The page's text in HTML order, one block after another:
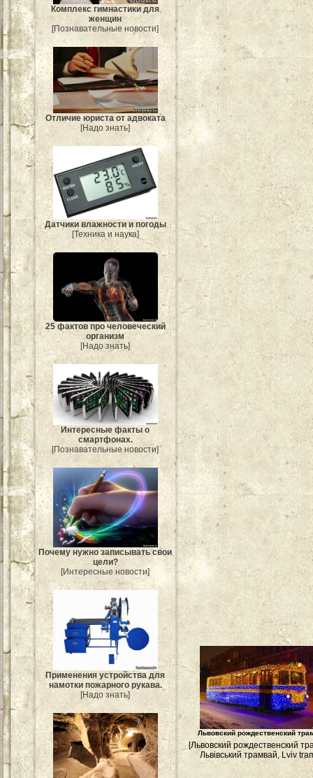
Комплекс гимнастики для
женщин
[Познавательные новости]
Отличие юриста от адвоката
[Надо знать]
Датчики влажности и погоды
[Техника и наука]
25 фактов про человеческий
организм
[Надо знать]
Интересные факты о
смартфонах.
[Познавательные новости]
Почему нужно записывать свои
цели?
[Интересные новости]
Применения устройства для
намотки пожарного рукава.
[Надо знать]
Львовский рождественский
[Львовский рождественский
Львівський трамвай, Lviv